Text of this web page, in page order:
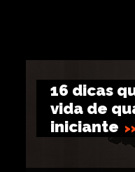
16 dicas
vida de
iniciante